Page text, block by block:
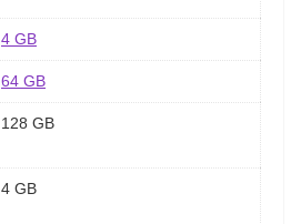
4 GB
64 GB
128 GB
4 GB